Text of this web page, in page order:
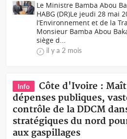
Le Ministre Bamba Abou
HABG (DR)Le jeudi 28 mai
l’Environnement et de la
Monsieur Bamba Abou
siège d...
il y a 2 mois
Info
Côte d'Ivoire :
dépenses publiques,
contrôle de la DDCM
stratégiques du nord
aux gaspillages